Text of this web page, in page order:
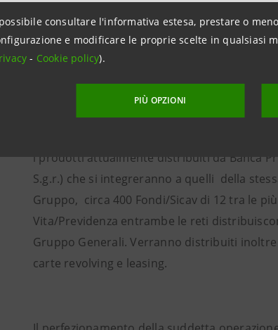
consultare l'informativa estesa, prestare o
e modificare le proprie scelte in qualsiasi
- Cookie policy).
PIÙ OPZIONI
Alla luce delle caratteristiche delle reti
fascia di clientela medio-alta che necessita,
un’assistenza e di una consulenza molto
Banca Generali, guidata dall’AD Giorgio
i prodotti attualmente distribuiti da Banca
S.g.r.) che si integreranno a quelli della
Gruppo, circa 400 Fondi/Sicav di 12 tra le
Vita/Previdenza entrambe le reti
Gruppo Generali. Verranno distribuiti
carte revolving e leasing.